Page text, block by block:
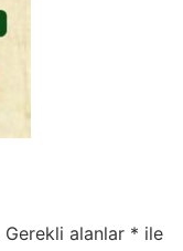
Gerekli alanlar * ile